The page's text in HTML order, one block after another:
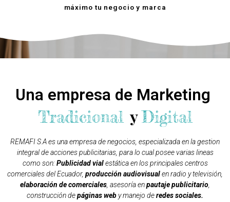
máximo tu negocio y marca
Una empresa de Marketing
Tradicional yDigital
REMAFI S.A es una empresa de negocios, especializada en la gestion
integral de acciones publicitarias, para lo cual posee varias lineas
como son:Publicidad vialestática en los principales centros
comerciales del Ecuador, producción audiovisualen radio y televisión,
elaboración de comerciales , asesoría enpautaje publicitario
construcción depáginas weby manejo deredes sociales.